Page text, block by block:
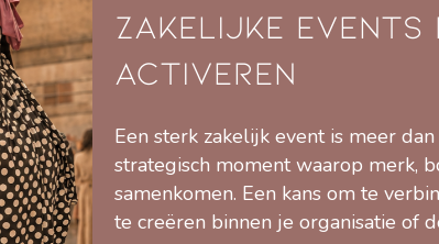
zakelijke events
activeren
Een sterk zakelijk event is meer
strategisch moment waarop merk,
samenkomen. Een kans om te
te creëren binnen je organisatie of